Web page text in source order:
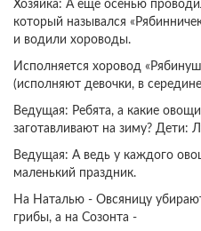
Хозяйка: А еще осенью
который назывался
и водили хороводы.
Исполняется хоровод
(исполняют девочки, в
Ведущая: Ребята, а какие
заготавливают на зиму? Дети:
Ведущая: А ведь у каждого
маленький праздник.
На Наталью - Овсяницу
грибы, а на Созонта -